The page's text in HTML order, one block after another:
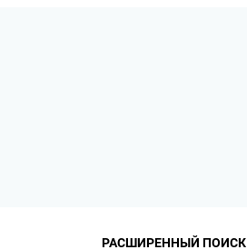
РАСШИРЕННЫЙ ПОИСК